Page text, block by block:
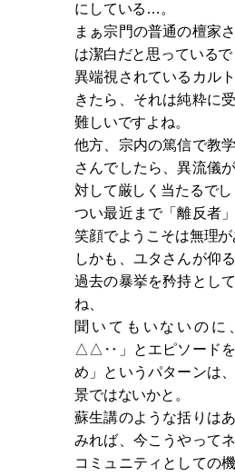
にしている…。
まぁ宗門の普通の檀家
は潔白だと思っているで
異端視されているカル
きたら、それは純粋に
難しいですよね。
他方、宗内の篤信で教
さんでしたら、異流儀
対して厳しく当たるでし
つい最近まで「離反者
笑顔でようこそは無理が
しかも、ユタさんが仰
過去の暴挙を矜持とし
ね、
聞いてもいないのに
△△‥」とエピソードを
め」というパターンは
景ではないかと。
蘇生講のような括りは
みれば、今こうやって
コミュニティとしての